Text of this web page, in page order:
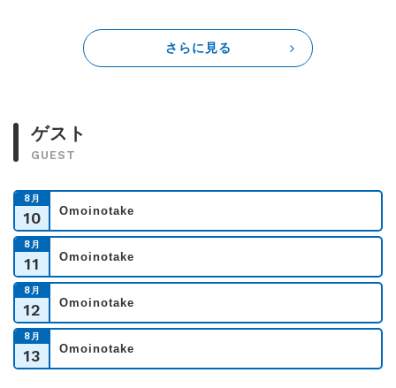
さらに見る
ゲスト
GUEST
8月
10 Omoinotake
8月
11 Omoinotake
8月
12 Omoinotake
8月
13 Omoinotake